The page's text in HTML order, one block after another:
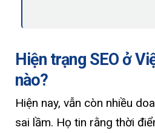
Hiện trạng SEO ở
nào?
Hiện nay, vẫn còn nhiều
sai lầm. Họ tin rằng thời